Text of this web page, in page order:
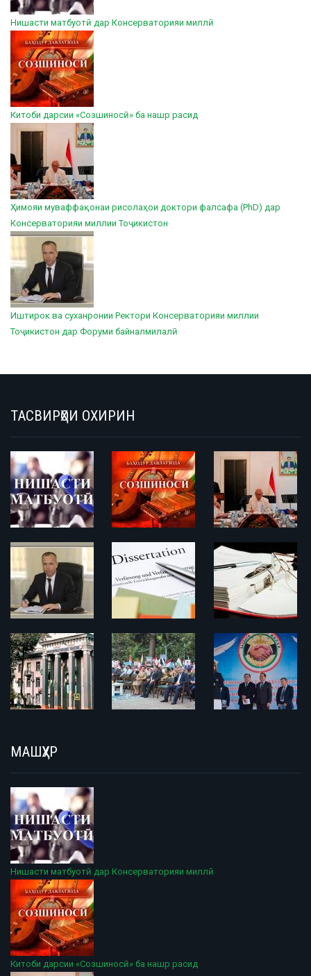
Нишасти матбуотӣ дар Консерваторияи миллӣ
Китоби дарсии «Созшиносӣ» ба нашр расид
Ҳимояи муваффақонаи рисолаҳои доктори фалсафа (PhD) дар
Консерваторияи миллии Тоҷикистон
Иштирок ва суханронии Ректори Консерваторияи миллии
Тоҷикистон дар Форуми байналмилалӣ
ТАСВИРҲОИ ОХИРИН
МАШҲУР
Нишасти матбуотӣ дар Консерваторияи миллӣ
Китоби дарсии «Созшиносӣ» ба нашр расид